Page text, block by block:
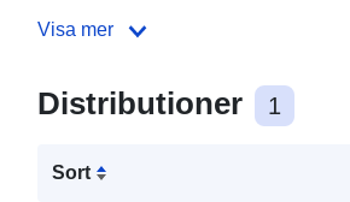
Visa mer
Distributioner 1
Sort